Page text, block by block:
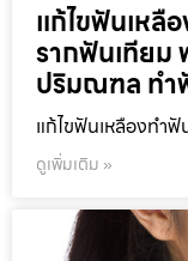
แก้ไขฟันเหลื
รากฟันเทียม
ปริมณฑล ท
แก้ไขฟันเหลืองทำ
ดูเพิ่มเติม »